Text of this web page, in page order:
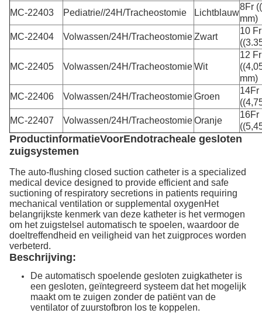
MC-22403
Pediatrie//24H/Tracheostomie Lichtblauw
8Fr
mm)
MC-22404
Volwassen/24H/TracheostomieZwart
10 Fr
MC-22405 Volwassen/24H/TracheostomieWit
12 Fr
mm)
MC-22406
Volwassen/24H/TracheostomieGroen
14Fr
MC-22407
Volwassen/24H/TracheostomieOranje
16Fr
ProductinformatieVoorEndotracheale gesloten
zuigsystemen
The auto-flushing closed suction catheter is a specialized
medical device designed to provide efficient and safe
suctioning of respiratory secretions in patients requiring
mechanical ventilation or supplemental oxygenHet
belangrijkste kenmerk van deze katheter is het vermogen
om het zuigstelsel automatisch te spoelen, waardoor de
doeltreffendheid en veiligheid van het zuigproces worden
verbeterd.
Beschrijving:
De automatisch spoelende gesloten zuigkatheter is
een gesloten, geïntegreerd systeem dat het mogelijk
maakt om te zuigen zonder de patiënt van de
ventilator of zuurstofbron los te koppelen.